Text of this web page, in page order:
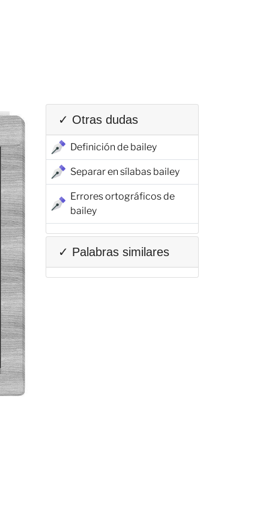
✓ Otras dudas
Definición de bailey
Separar en sílabas bailey
Errores ortográficos de
bailey
✓ Palabras similares